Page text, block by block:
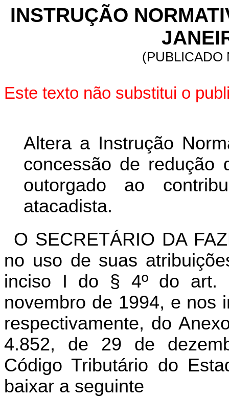
INSTRUÇÃO
(PUBLICADO
Este texto não substitui o
Altera a Instrução
concessão de
outorgado ao
atacadista.
O SECRETÁRIO DA
no uso de suas
inciso I do § 4º do art.
novembro de 1994, e nos
respectivamente, do
4.852, de 29 de
Código Tributário do
baixar a seguinte